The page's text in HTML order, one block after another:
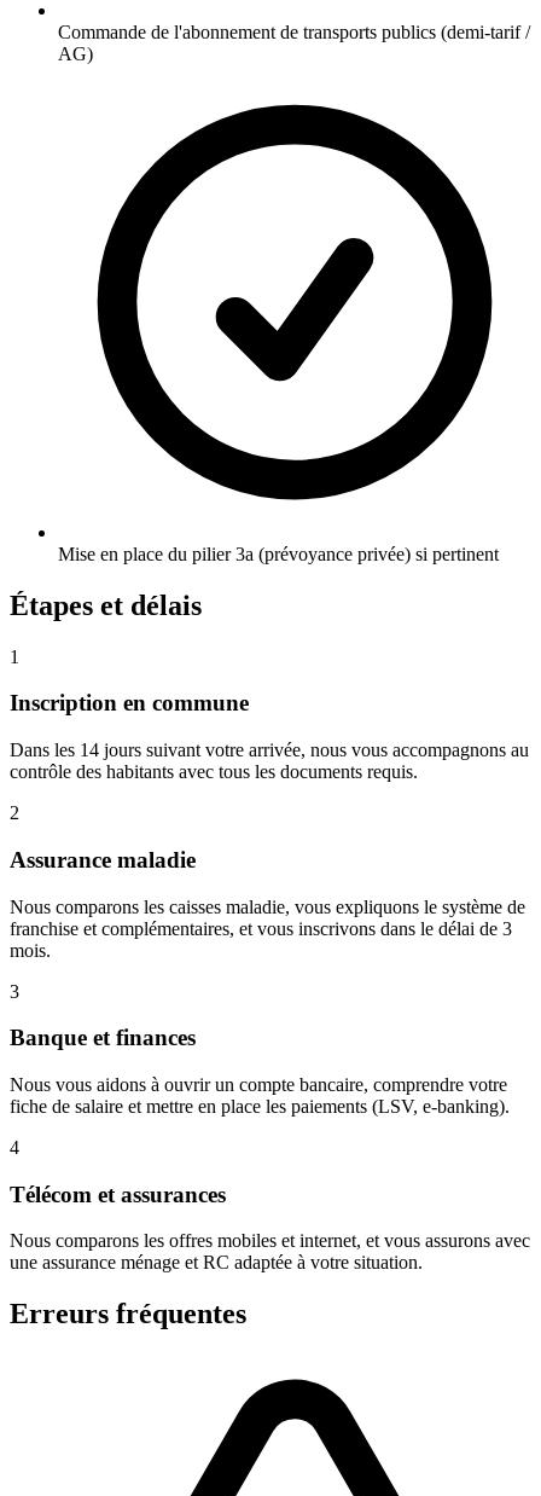
Commande de l'abonnement de transports publics (demi-tarif /
AG)
Mise en place du pilier 3a (prévoyance privée) si pertinent
Étapes et délais
1
Inscription en commune
Dans les 14 jours suivant votre arrivée, nous vous accompagnons au
contrôle des habitants avec tous les documents requis.
2
Assurance maladie
Nous comparons les caisses maladie, vous expliquons le système de
franchise et complémentaires, et vous inscrivons dans le délai de 3
mois.
3
Banque et finances
Nous vous aidons à ouvrir un compte bancaire, comprendre votre
fiche de salaire et mettre en place les paiements (LSV, e-banking).
4
Télécom et assurances
Nous comparons les offres mobiles et internet, et vous assurons avec
une assurance ménage et RC adaptée à votre situation.
Erreurs fréquentes